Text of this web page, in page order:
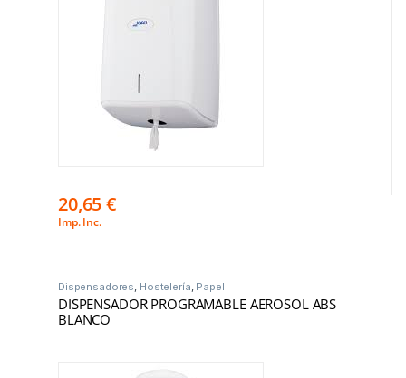
20,65€
Imp. Inc.
Dispensadores Hostelería Papel
DISPENSADOR PROGRAMABLE AEROSOL ABS
BLANCO